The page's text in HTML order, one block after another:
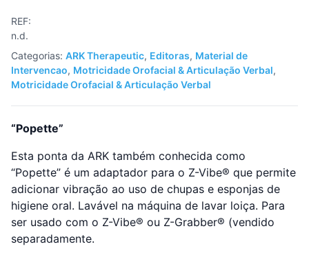
REF:
n.d.
Categorias: ARK Therapeutic, Editoras, Material de
Intervencao, Motricidade Orofacial & Articulação Verbal,
Motricidade Orofacial & Articulação Verbal
“Popette”
Esta ponta da ARK também conhecida como
“Popette” é um adaptador para o Z-Vibe® que permite
adicionar vibração ao uso de chupas e esponjas de
higiene oral. Lavável na máquina de lavar loiça. Para
ser usado com o Z-Vibe® ou Z-Grabber® (vendido
separadamente.